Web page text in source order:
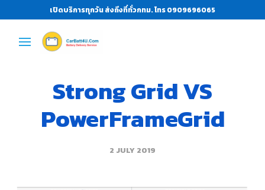
เปิดบริการทุกวัน ส่งถึงที่ทั่วกทม. โทร 0909696065
Strong Grid VS
PowerFrameGrid
2 JULY 2019